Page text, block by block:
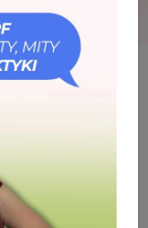
suchej